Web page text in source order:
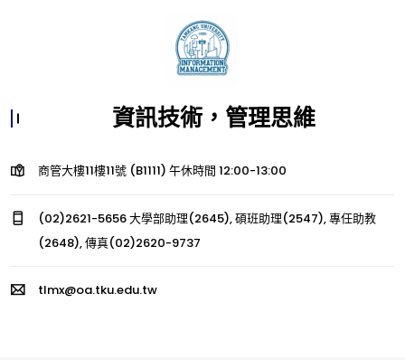
資訊技術，管理思維
商管大樓11樓11號 (B1111) 午休時間 12:00-13:00
(02)2621-5656 大學部助理(2645), 碩班助理(2547), 專任助教
(2648), 傳真(02)2620-9737
tlmx@oa.tku.edu.tw